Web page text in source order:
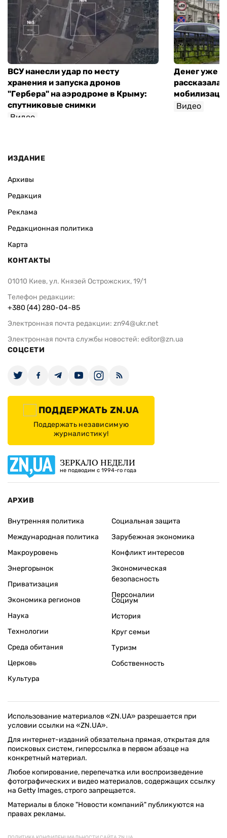
ВСУ нанесли удар по месту
хранения и запуска дронов
"Гербера" на аэродроме в Крыму:
спутниковые снимки
Видео
Денег уже
рассказала
Видео
ИЗДАНИЕ
Архивы
Редакция
Реклама
Редакционная политика
Карта
КОНТАКТЫ
01010 Киев, ул. Князей Острожских, 19/1
Телефон редакции:
+380 (44) 280-04-85
Электронная почта редакции: zn94@ukr.net
Электронная почта службы новостей: editor@zn.ua
СОЦСЕТИ
ПОДДЕРЖАТЬ ZN.UA
Поддержать независимую
журналистику!
ЗЕРКАЛО НЕДЕЛИ
не подводим с 1994-го года
АРХИВ
Внутренняя политика
Международная политика
Макроуровень
Энергорынок
Приватизация
Экономика регионов
Социальная защита
Зарубежная экономика
Конфликт интересов
Экономическая
безопасность
Персоналии
Наука
Технологии
Среда обитания
Церковь
Культура
Социум
История
Круг семьи
Туризм
Собственность
Использование материалов «ZN.UA» разрешается при
условии ссылки на «ZN.UA».
Для интернет-изданий обязательна прямая, открытая для
поисковых систем, гиперссылка в первом абзаце на
конкретный материал.
Любое копирование, перепечатка или воспроизведение
фотографических и видео материалов, содержащих ссылку
на Getty Images, строго запрещается.
Материалы в блоке "Новости компаний" публикуются на
правах рекламы.